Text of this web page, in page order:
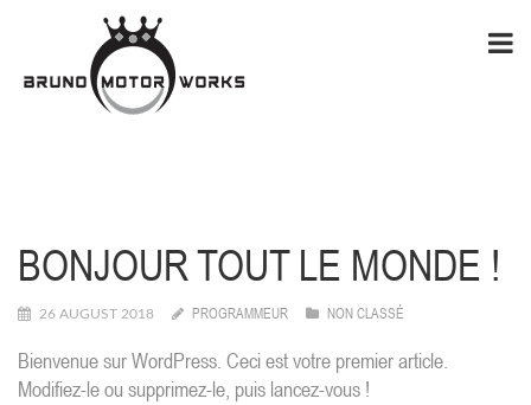
BONJOUR TOUT LE MONDE !
26 AUGUST 2018 PROGRAMMEUR NON CLASSÉ
Bienvenue sur WordPress. Ceci est votre premier article.
Modifiez-le ou supprimez-le, puis lancez-vous !